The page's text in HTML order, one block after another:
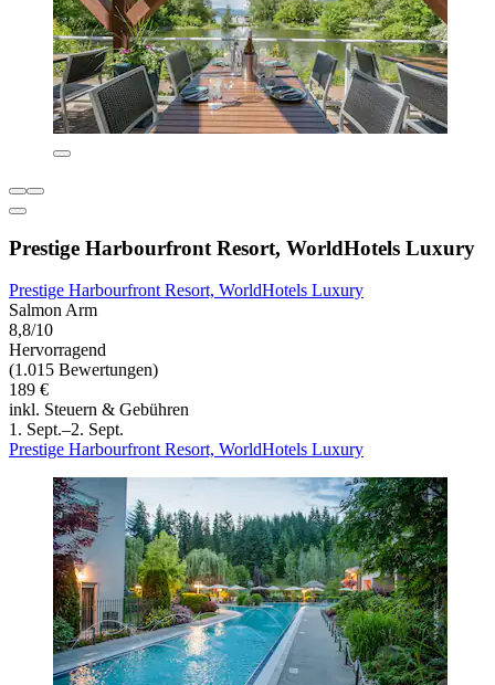
Prestige Harbourfront Resort, WorldHotels Luxury
Prestige Harbourfront Resort, WorldHotels Luxury
Salmon Arm
8,8/10
Hervorragend
(1.015 Bewertungen)
189 €
inkl. Steuern & Gebühren
1. Sept.–2. Sept.
Prestige Harbourfront Resort, WorldHotels Luxury